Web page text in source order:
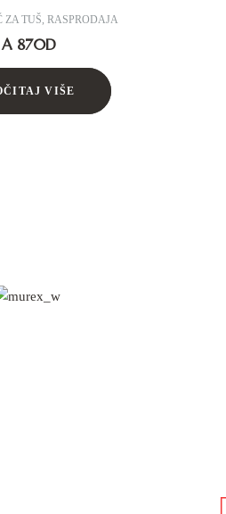
ZA TUŠ, RASPRODAJA
A 870D
VIŠE